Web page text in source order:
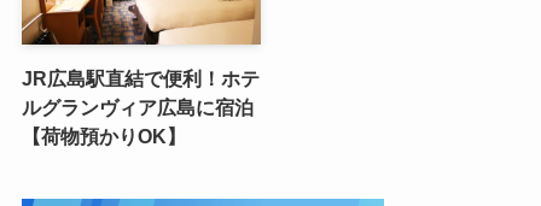
JR広島駅直結で便利！ホテ
ルグランヴィア広島に宿泊
【荷物預かりOK】